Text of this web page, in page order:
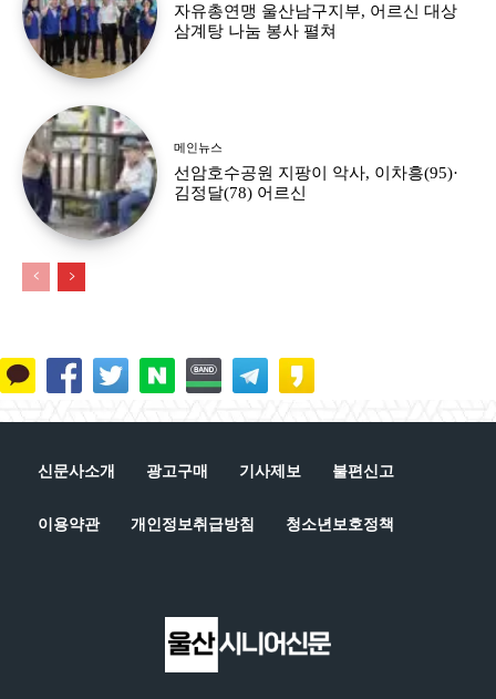
자유총연맹 울산남구지부, 어르신 대상
삼계탕 나눔 봉사 펼쳐
메인뉴스
선암호수공원 지팡이 악사, 이차흥(95)·
김정달(78) 어르신
신문사소개 광고구매 기사제보 불편신고
이용약관 개인정보취급방침 청소년보호정책